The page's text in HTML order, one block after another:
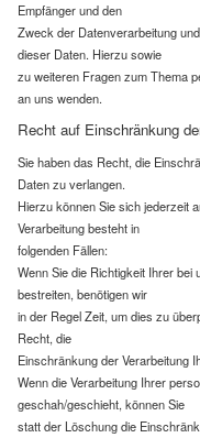
Empfänger und den
Zweck der Datenverarbeitung
dieser Daten. Hierzu sowie
zu weiteren Fragen zum Thema
an uns wenden.
Recht auf Einschränkung
Sie haben das Recht, die
Daten zu verlangen.
Hierzu können Sie sich jederzeit
Verarbeitung besteht in
folgenden Fällen:
Wenn Sie die Richtigkeit Ihrer
bestreiten, benötigen wir
in der Regel Zeit, um dies zu
Recht, die
Einschränkung der Verarbeitung
Wenn die Verarbeitung Ihrer
geschah/geschieht, können Sie
statt der Löschung die